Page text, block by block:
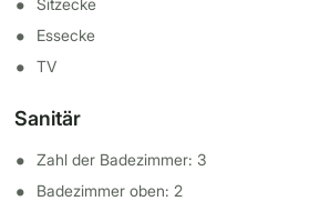
Sitzecke
Essecke
TV
Sanitär
Zahl der Badezimmer: 3
Badezimmer oben: 2